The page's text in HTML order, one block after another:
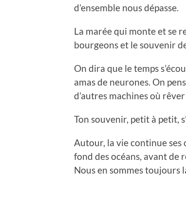
d’ensemble nous dépasse.
La marée qui monte et se
bourgeons et le souvenir
On dira que le temps
amas de neurones. On
d’autres machines où
Ton souvenir, petit à petit,
Autour, la vie continue ses
fond des océans, avant de
Nous en sommes toujours